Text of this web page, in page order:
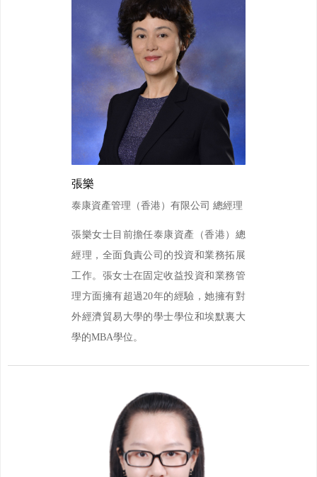
張樂
泰康資產管理（香港）有限公司 總經理
張樂女士目前擔任泰康資產（香港）總
經理，全面負責公司的投資和業務拓展
工作。張女士在固定收益投資和業務管
理方面擁有超過20年的經驗，她擁有對
外經濟貿易大學的學士學位和埃默裏大
學的MBA學位。